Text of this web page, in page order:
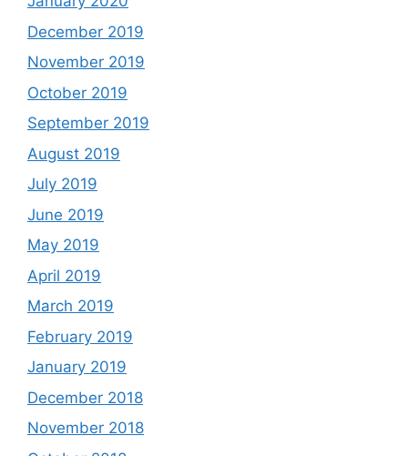
December 2019
November 2019
October 2019
September 2019
August 2019
July 2019
June 2019
May 2019
April 2019
March 2019
February 2019
January 2019
December 2018
November 2018